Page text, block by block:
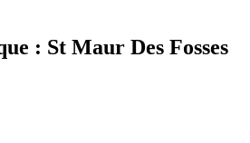
: St Maur Des Fosses